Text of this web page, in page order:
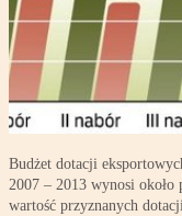
Budżet dotacji
2007 – 2013 wynosi około
wartość przyznanych